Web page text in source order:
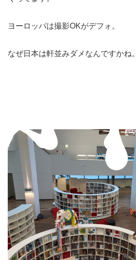
ヨーロッパは撮影OKがデフォ。
なぜ日本は軒並みダメなんですかね。